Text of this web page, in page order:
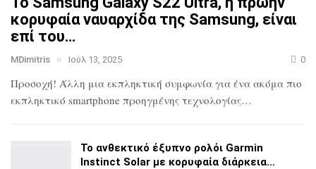
κορυφαία ναυαρχίδατης Samsung, είναι
επί του…
MDimitris Ιούλ 13, 2025 0
Προσοχή! Άλλη μια εκπληκτική συμφωνία για ένα ακόμα πιο
εκπληκτικό smartphone προηγμένης τεχνολογίας…
Το ανθεκτικό έξυπνο ρολόι Garmin
Instinct Solar με κορυφαία διάρκεια…